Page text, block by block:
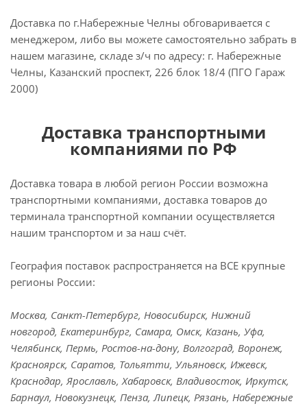
Доставка по г.Набережные Челны обговаривается с
менеджером, либо вы можете самостоятельно забрать в
нашем магазине, складе з/ч по адресу: г. Набережные
Челны, Казанский проспект, 226 блок 18/4 (ПГО Гараж
2000)
Доставка транспортными
компаниями по РФ
Доставка товара в любой регион России возможна
транспортными компаниями, доставка товаров до
терминала транспортной компании осуществляется
нашим транспортом и за наш счёт.
География поставок распространяется на ВСЕ крупные
регионы России:
Москва, Санкт-Петербург, Новосибирск, Нижний
новгород, Екатеринбург, Самара, Омск, Казань, Уфа,
Челябинск, Пермь, Ростов-на-дону, Волгоград, Воронеж,
Красноярск, Саратов, Тольятти, Ульяновск, Ижевск,
Краснодар, Ярославль, Хабаровск, Владивосток, Иркутск,
Барнаул, Новокузнецк, Пенза, Липецк, Рязань, Набережные